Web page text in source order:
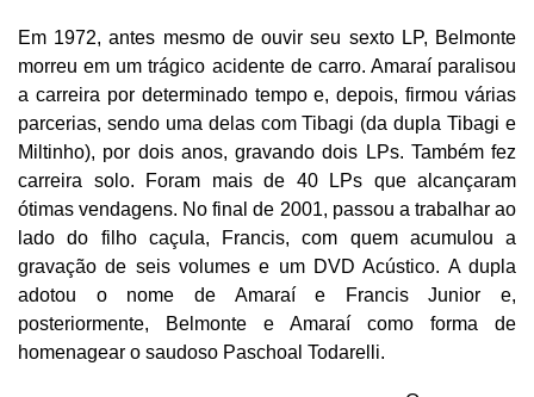
Em 1972, antes mesmo de ouvir seu sexto LP, Belmonte
morreu em um trágico acidente de carro. Amaraí paralisou
a carreira por determinado tempo e, depois, firmou várias
parcerias, sendo uma delas com Tibagi (da dupla Tibagi e
Miltinho), por dois anos, gravando dois LPs. Também fez
carreira solo. Foram mais de 40 LPs que alcançaram
ótimas vendagens. No final de 2001, passou a trabalhar ao
lado do filho caçula, Francis, com quem acumulou a
gravação de seis volumes e um DVD Acústico. A dupla
adotou o nome de Amaraí e Francis Junior e,
posteriormente, Belmonte e Amaraí como forma de
homenagear o saudoso Paschoal Todarelli.